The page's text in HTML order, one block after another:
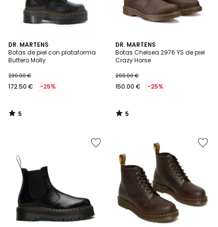
DR. MARTENS
Botas de piel con plataforma
Buttero Molly
230.00 €
172.50 € -25%
5
/
5
5
/
DR. MARTENS
Botas Chelsea 2976 YS de piel
Crazy Horse
200.00 €
150.00 € -25%
5
/
5
5
/